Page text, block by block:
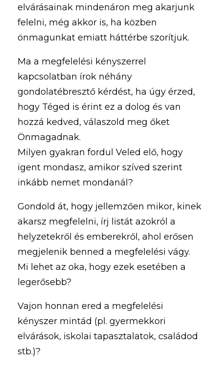
elvárásainak mindenáron meg akarjunk
felelni, még akkor is, ha közben
önmagunkat emiatt háttérbe szorítjuk.
Ma a megfelelési kényszerrel
kapcsolatban írok néhány
gondolatébresztő kérdést, ha úgy érzed,
hogy Téged is érint ez a dolog és van
hozzá kedved, válaszold meg őket
Önmagadnak.
Milyen gyakran fordul Veled elő, hogy
igent mondasz, amikor szíved szerint
inkább nemet mondanál?
Gondold át, hogy jellemzően mikor, kinek
akarsz megfelelni, írj listát azokról a
helyzetekről és emberekről, ahol erősen
megjelenik benned a megfelelési vágy.
Mi lehet az oka, hogy ezek esetében a
legerősebb?
Vajon honnan ered a megfelelési
kényszer mintád (pl. gyermekkori
elvárások, iskolai tapasztalatok, családod
stb.)?